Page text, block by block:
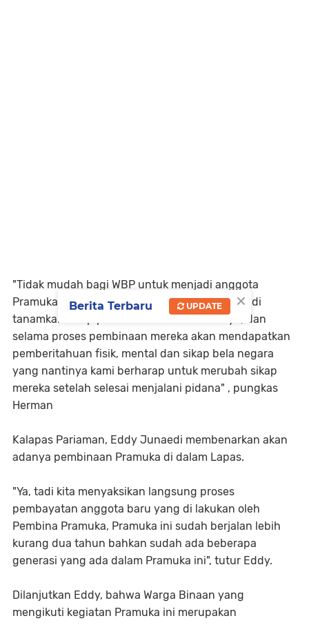
"Tidak mudah bagi WBP untuk menjadi anggota
Pramuka, karena nantinya mereka (WBP) akan di
tanamkan sikap patriotisme di dalam dirinya, dan
selama proses pembinaan mereka akan mendapatkan
pemberitahuan fisik, mental dan sikap bela negara
yang nantinya kami berharap untuk merubah sikap
mereka setelah selesai menjalani pidana" , pungkas
Herman
Kalapas Pariaman, Eddy Junaedi membenarkan akan
adanya pembinaan Pramuka di dalam Lapas.
"Ya, tadi kita menyaksikan langsung proses
pembayatan anggota baru yang di lakukan oleh
Pembina Pramuka, Pramuka ini sudah berjalan lebih
kurang dua tahun bahkan sudah ada beberapa
generasi yang ada dalam Pramuka ini", tutur Eddy.
Dilanjutkan Eddy, bahwa Warga Binaan yang
mengikuti kegiatan Pramuka ini merupakan
×
Berita Terbaru UPDATE